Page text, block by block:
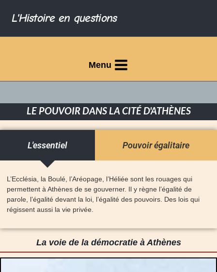
L'Histoire en questions
Menu
LE POUVOIR DANS LA CITÉ D'ATHÈNES
L'essentiel Pouvoir égalitaire
L’Ecclésia, la Boulé, l’Aréopage, l’Héliée sont les rouages qui
permettent à Athènes de se gouverner. Il y règne l’égalité de
parole, l’égalité devant la loi, l’égalité des pouvoirs. Des lois qui
régissent aussi la vie privée.
La voie de la démocratie à Athènes